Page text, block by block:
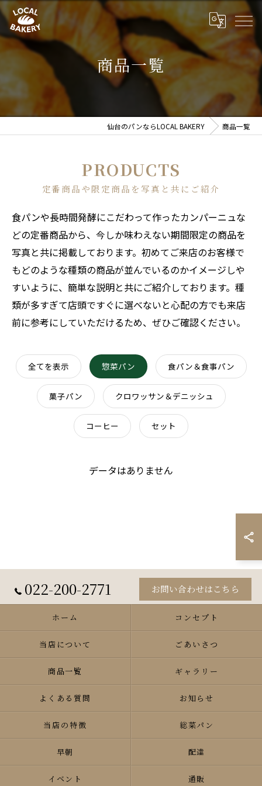
商品一覧
仙台のパンならLOCAL BAKERY 商品一覧
PRODUCTS
定番商品や限定商品を写真と共にご紹介
食パンや長時間発酵にこだわって作ったカンパーニュな
どの定番商品から、今しか味わえない期間限定の商品を
写真と共に掲載しております。初めてご来店のお客様で
もどのような種類の商品が並んでいるのかイメージしや
すいように、簡単な説明と共にご紹介しております。種
類が多すぎて店頭ですぐに選べないと心配の方でも来店
前に参考にしていただけるため、ぜひご確認ください。
全てを表示 惣菜パン 食パン＆食事パン
菓子パン クロワッサン＆デニッシュ
コーヒー セット
データはありません
022-200-2771 お問い合わせはこちら
ホーム コンセプト
当店について ごあいさつ
商品一覧 ギャラリー
よくある質問 お知らせ
当店の特徴 総菜パン
早朝 配達
イベント 通販